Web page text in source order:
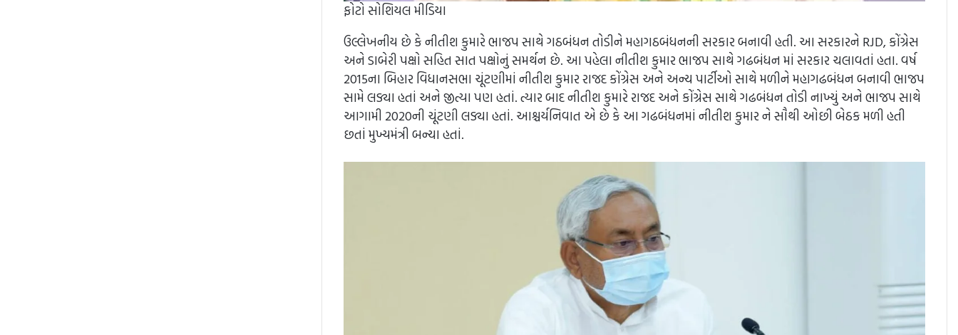
ફોટો સોશિયલ મીડિયા
ઉલ્લેખનીય છે કે નીતીશ કુમારે ભાજપ સાથે ગઠબંધન તોડીને મહાગઠબંધનની સરકાર બનાવી હતી. આ સરકારને RJD, કોંગ્રેસ
અને ડાબેરી પક્ષો સહિત સાત પક્ષોનું સમર્થન છે. આ પહેલા નીતીશ કુમાર ભાજપ સાથે ગઢબંધન માં સરકાર ચલાવતાં હતા. વર્ષ
2015ના બિહાર વિધાનસભા ચૂંટણીમાં નીતીશ કુમાર રાજદ કોંગ્રેસ અને અન્ય પાર્ટીઓ સાથે મળીને મહાગઢબંધન બનાવી ભાજપ
સામે લડ્યા હતાં અને જીત્યા પણ હતાં. ત્યાર બાદ નીતીશ કુમારે રાજદ અને કોંગ્રેસ સાથે ગઢબંધન તોડી નાખ્યું અને ભાજપ સાથે
આગામી 2020ની ચૂંટણી લડ્યા હતાં. આશ્ચર્યનિવાત એ છે કે આ ગઢબંધનમાં નીતીશ કુમાર ને સૌથી ઓછી બેઠક મળી હતી
છતાં મુખ્યમંત્રી બન્યા હતાં.